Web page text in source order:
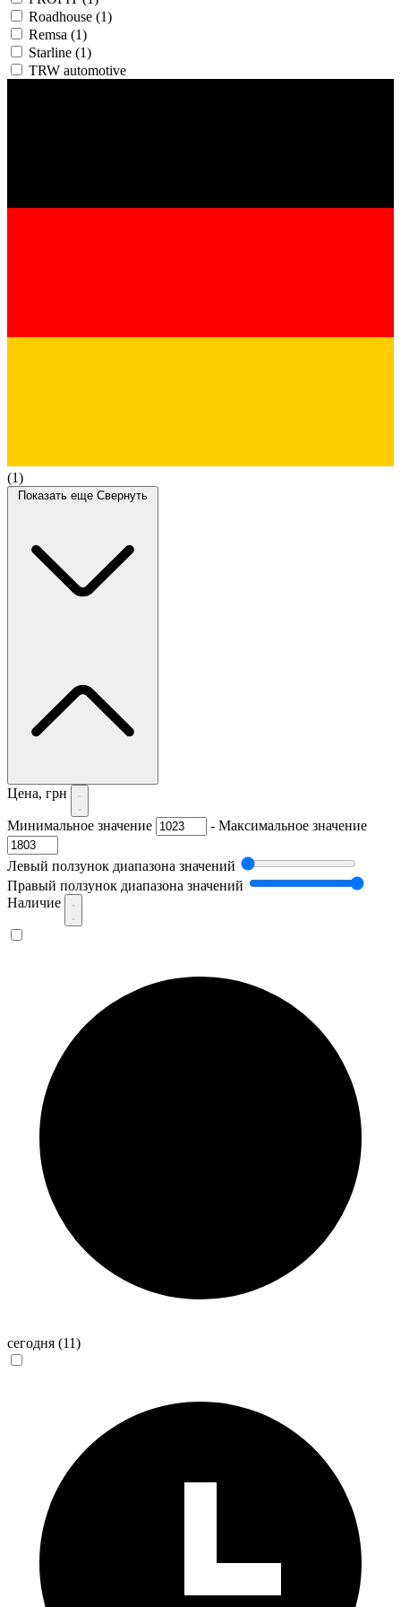
Roadhouse (1)
Remsa (1)
Starline (1)
TRW automotive
(1)
Показать еще Свернуть
Цена, грн
Минимальное значение - Максимальное значение
Левый ползунок диапазона значений
Правый ползунок диапазона значений
Наличие
сегодня (11)